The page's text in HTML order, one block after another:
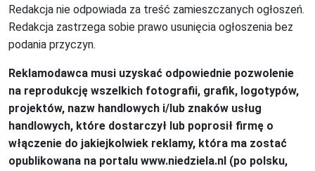
Redakcja nie odpowiada za treść zamieszczanych ogłoszeń.
Redakcja zastrzega sobie prawo usunięcia ogłoszenia bez
podania przyczyn.
Reklamodawca musi uzyskać odpowiednie pozwolenie
na reprodukcję wszelkich fotografii, grafik, logotypów,
projektów, nazw handlowych i/lub znaków usług
handlowych, które dostarczył lub poprosił firmę o
włączenie do jakiejkolwiek reklamy, która ma zostać
opublikowana na portalu www.niedziela.nl (po polsku,